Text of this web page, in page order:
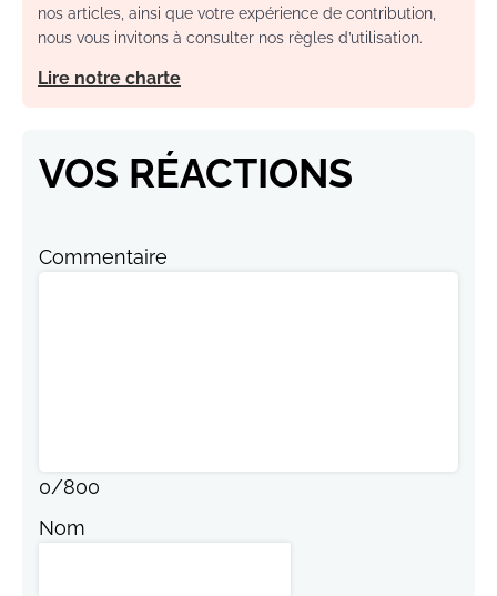
nos articles, ainsi que votre expérience de contribution,
nous vous invitons à consulter nos règles d’utilisation.
Lire notre charte
VOS RÉACTIONS
Commentaire
0/800
Nom